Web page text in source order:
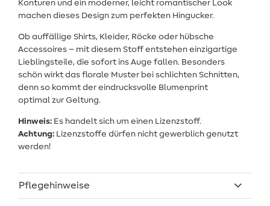
Konturen und ein moderner, leicht romantischer Look
machen dieses Design zum perfekten Hingucker.
Ob auffällige Shirts, Kleider, Röcke oder hübsche
Accessoires – mit diesem Stoff entstehen einzigartige
Lieblingsteile, die sofort ins Auge fallen. Besonders
schön wirkt das florale Muster bei schlichten Schnitten,
denn so kommt der eindrucksvolle Blumenprint
optimal zur Geltung.
Hinweis: Es handelt sich um einen Lizenzstoff.
Achtung: Lizenzstoffe dürfen nicht gewerblich genutzt
werden!
Pflegehinweise